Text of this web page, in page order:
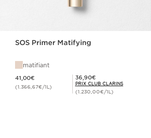
SOS Primer Matifying
matifiant
41,00€
(1.366,67€/1L)
Prix Club Clarins 36,90€
36,90€
PRIX CLUB CLARINS
(1.230,00€/1L)